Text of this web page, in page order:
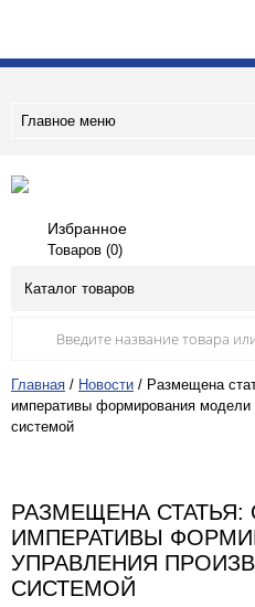
Главное меню
Избранное
Товаров (0)
Каталог товаров
Главная / Новости / Размещена
императивы формирования модели
системой
РАЗМЕЩЕНА
ИМПЕРАТИВЫ
УПРАВЛЕНИЯ
СИСТЕМОЙ